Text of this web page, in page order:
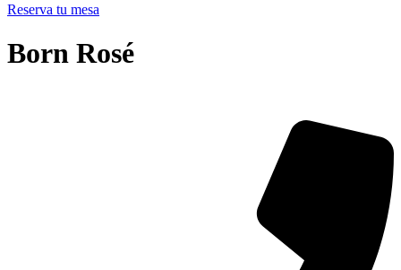
Reserva tu mesa
Born Rosé